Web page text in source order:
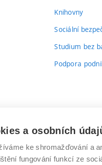
Knihovny
Sociální
Studium bez
Podpora
VYSOKÉ
a osobních
ke shromažďování a
fungování funkcí ze